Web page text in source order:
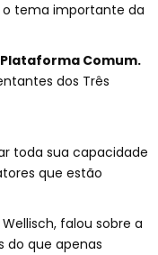
tema importante da
Comum.
dos Três
toda sua capacidade
que estão
falou sobre a
do que apenas